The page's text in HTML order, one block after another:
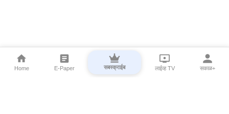
Home E-Paper सबस्क्राईब लाईव्ह TV सकाळ+